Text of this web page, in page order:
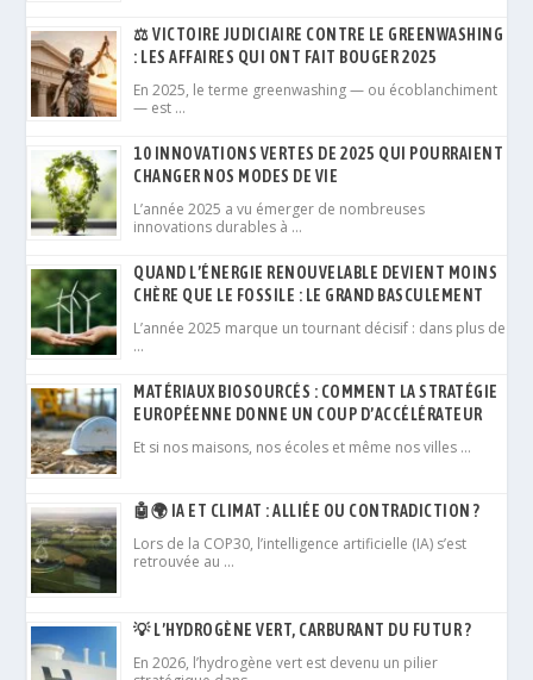
⚖️ VICTOIRE JUDICIAIRE CONTRE LE GREENWASHING
: LES AFFAIRES QUI ONT FAIT BOUGER 2025
En 2025, le terme greenwashing — ou écoblanchiment
— est …
10 INNOVATIONS VERTES DE 2025 QUI POURRAIENT
CHANGER NOS MODES DE VIE
L’année 2025 a vu émerger de nombreuses
innovations durables à …
QUAND L’ÉNERGIE RENOUVELABLE DEVIENT MOINS
CHÈRE QUE LE FOSSILE : LE GRAND BASCULEMENT
L’année 2025 marque un tournant décisif : dans plus de
…
MATÉRIAUX BIOSOURCÉS : COMMENT LA STRATÉGIE
EUROPÉENNE DONNE UN COUP D’ACCÉLÉRATEUR
Et si nos maisons, nos écoles et même nos villes …
🤖🌍 IA ET CLIMAT : ALLIÉE OU CONTRADICTION ?
Lors de la COP30, l’intelligence artificielle (IA) s’est
retrouvée au …
💡 L’HYDROGÈNE VERT, CARBURANT DU FUTUR ?
En 2026, l’hydrogène vert est devenu un pilier